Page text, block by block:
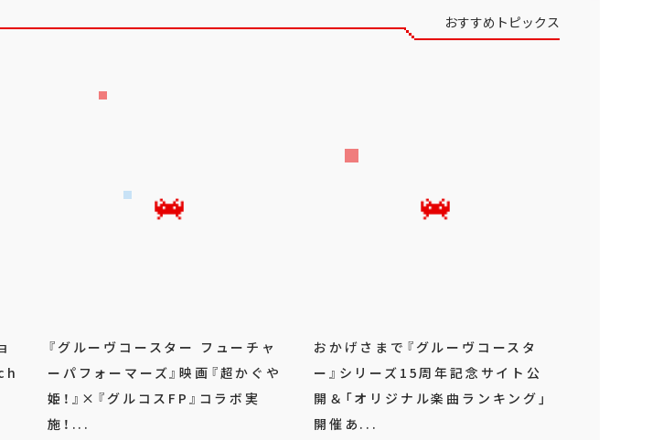
おすすめトピックス
『グルーヴコースター フューチャ
ーパフォーマーズ』映画『超かぐや
姫！』×『グルコスFP』コラボ実
施！...
おかげさまで『グルーヴコースタ
ー』シリーズ15周年記念サイト公
開＆「オリジナル楽曲ランキング」
開催あ...